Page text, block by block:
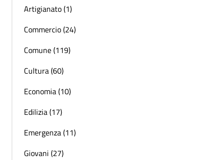
Artigianato (1)
Commercio (24)
Comune (119)
Cultura (60)
Economia (10)
Edilizia (17)
Emergenza (11)
Giovani (27)